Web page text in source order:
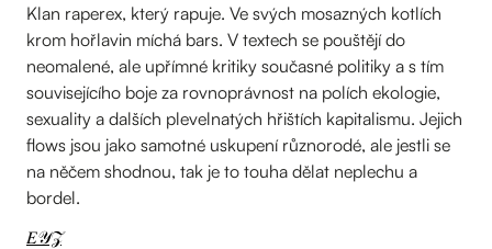
Klan raperex, který rapuje. Ve svých mosazných kotlích
krom hořlavin míchá bars. V textech se pouštějí do
neomalené, ale upřímné kritiky současné politiky a s tím
souvisejícího boje za rovnoprávnost na polích ekologie,
sexuality a dalších plevelnatých hřištích kapitalismu. Jejich
flows jsou jako samotné uskupení různorodé, ale jestli se
na něčem shodnou, tak je to touha dělat neplechu a
bordel.
𝐸𝒴𝒵